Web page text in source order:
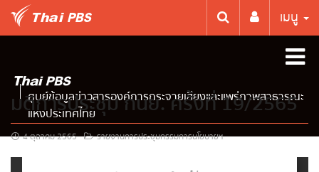
เมนู
ศูนย์ข้อมูลข่าวสารองค์การกระจายเสียงและแพร่ภาพสาธารณะ
แห่งประเทศไทย
มติการประชุม กนย. ครั้งที่ 19/2565
4 ตุลาคม 2565 รายงานการประชุมกรรมการนโยบายฯ